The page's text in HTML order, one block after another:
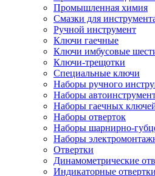
Промышленная химия
Смазки для
Ручной инструмент
Ключи гаечные
Ключи имбусовые
Ключи-трещотки
Специальные ключи
Наборы ручного
Наборы
Наборы гаечных
Наборы отверток
Наборы шарнирно-
Наборы
Отвертки
Динамометрические
Индикаторные отвертки